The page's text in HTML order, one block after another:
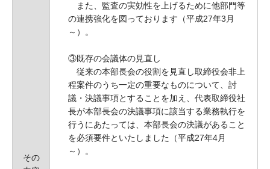
その
また、監査の実効性を上げるために他部門等
の連携強化を図っております（平成27年3月
～）。
③既存の会議体の見直し
従来の本部長会の役割を見直し取締役会非上
程案件のうち一定の重要なものについて、討
議・決議事項とすることを加え、代表取締役社
長が本部長会の決議事項に該当する業務執行を
行うにあたっては、本部長会の決議があること
を必須要件といたしました（平成27年4月
～）。